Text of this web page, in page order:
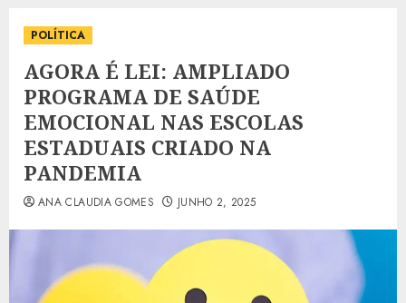
POLÍTICA
AGORA É LEI: AMPLIADO
PROGRAMA DE SAÚDE
EMOCIONAL NAS ESCOLAS
ESTADUAIS CRIADO NA
PANDEMIA
ANA CLAUDIA GOMES JUNHO 2, 2025